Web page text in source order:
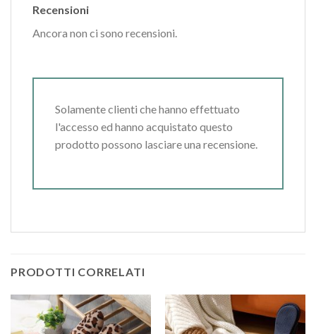
Recensioni
Ancora non ci sono recensioni.
Solamente clienti che hanno effettuato
l'accesso ed hanno acquistato questo
prodotto possono lasciare una recensione.
PRODOTTI CORRELATI